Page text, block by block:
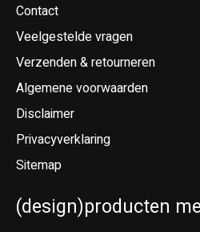
Contact
Veelgestelde vragen
Verzenden & retourneren
Algemene voorwaarden
Disclaimer
Privacyverklaring
Sitemap
(design)producten